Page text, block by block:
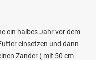
ein halbes Jahr vor dem
einsetzen und dann
Zander ( mit 50 cm